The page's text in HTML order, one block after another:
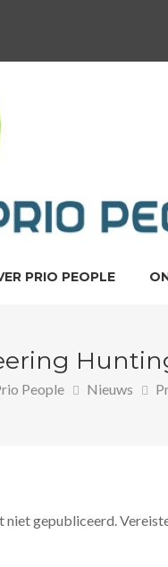
PRIO PEOPLE
People Nieuws
niet gepubliceerd.